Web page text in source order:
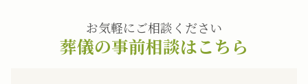
お気軽にご相談ください
葬儀の事前相談はこちら